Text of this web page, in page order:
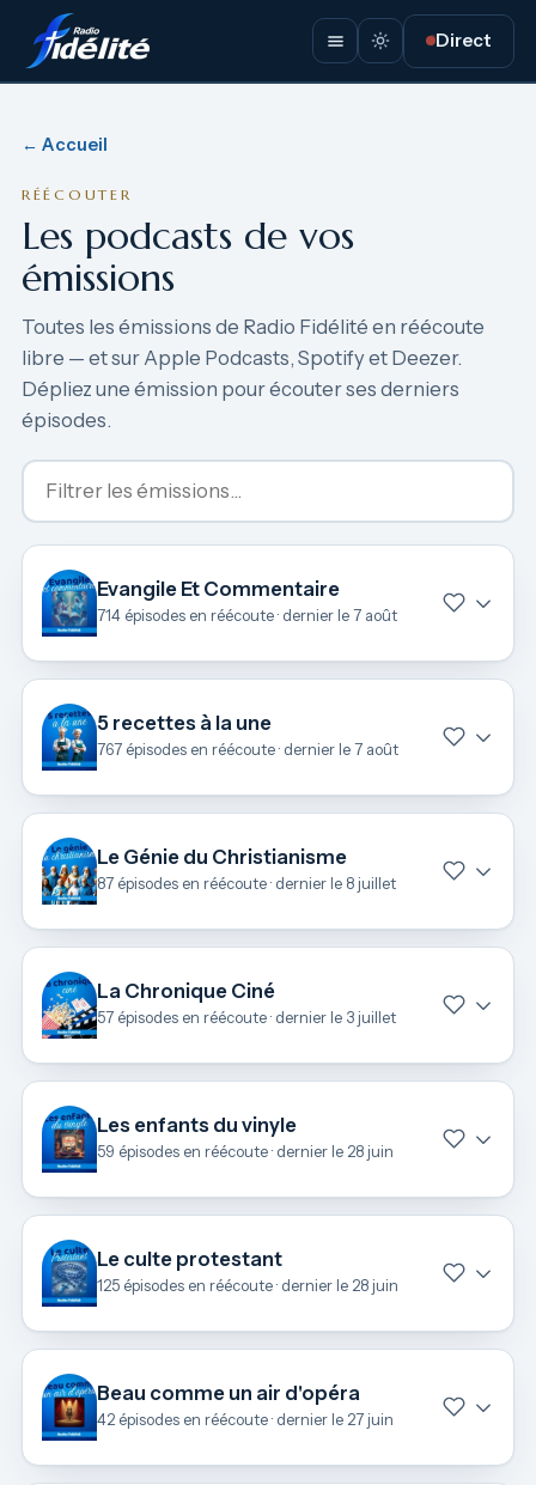
Direct
← Accueil
RÉÉCOUTER
Les podcasts de vos
émissions
Toutes les émissions de Radio Fidélité en réécoute
libre — et sur Apple Podcasts, Spotify et Deezer.
Dépliez une émission pour écouter ses derniers
épisodes.
Evangile Et Commentaire
714 épisodes en réécoute · dernier le 7 août
5 recettes à la une
767 épisodes en réécoute · dernier le 7 août
Le Génie du Christianisme
87 épisodes en réécoute · dernier le 8 juillet
La Chronique Ciné
57 épisodes en réécoute · dernier le 3 juillet
Les enfants du vinyle
59 épisodes en réécoute · dernier le 28 juin
Le culte protestant
125 épisodes en réécoute · dernier le 28 juin
Beau comme un air d'opéra
42 épisodes en réécoute · dernier le 27 juin